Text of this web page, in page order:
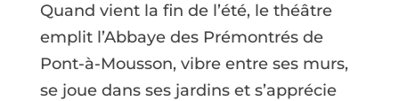
Quand vient la fin de l’été, le théâtre
emplit l’Abbaye des Prémontrés de
Pont-à-Mousson, vibre entre ses murs,
se joue dans ses jardins et s’apprécie